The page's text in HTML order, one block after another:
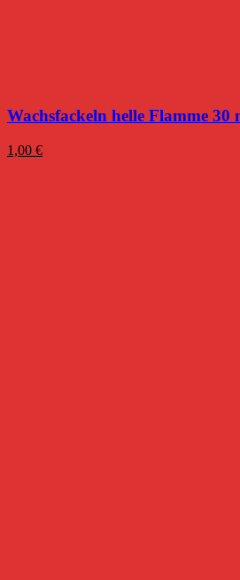
Wachsfackeln helle Flamme 30
1,00 €